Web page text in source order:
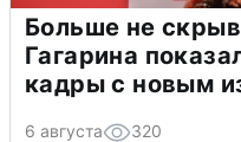
Больше не
Гагарина
кадры с новым
6 августа 320